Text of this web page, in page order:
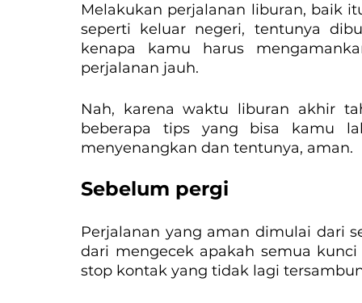
Melakukan perjalanan liburan, baik
seperti keluar negeri, tentunya
kenapa kamu harus
perjalanan jauh.
Nah, karena waktu liburan akhir
beberapa tips yang bisa kamu
menyenangkan dan tentunya, aman.
Sebelum pergi
Perjalanan yang aman dimulai dari
dari mengecek apakah semua
stop kontak yang tidak lagi